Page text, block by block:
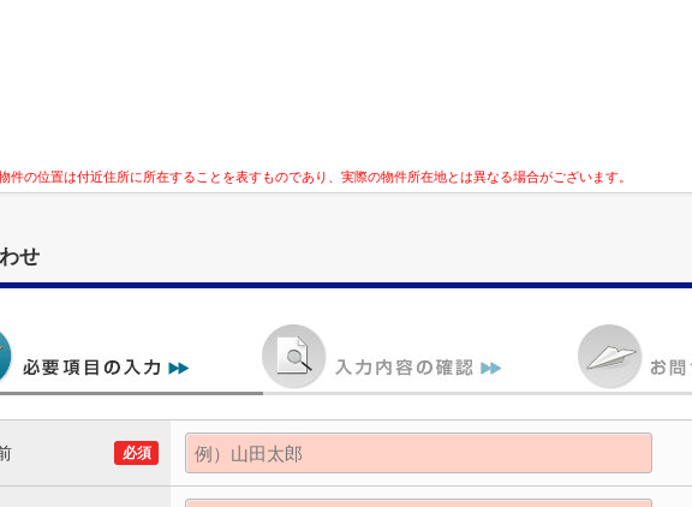
件の位置は付近住所に所在することを表すものであり、実際の物件所在地とは異なる場合がございます。
せ
必須